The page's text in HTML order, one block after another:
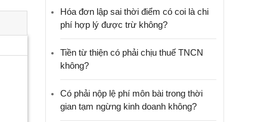
Hóa đơn lập sai thời điểm có coi là chi
phí hợp lý được trừ không?
Tiền từ thiện có phải chịu thuế TNCN
không?
Có phải nộp lệ phí môn bài trong thời
gian tạm ngừng kinh doanh không?